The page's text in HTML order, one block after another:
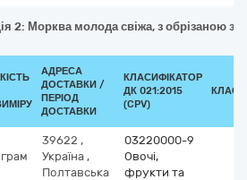
2: Морква молода свіжа, з обрізаною
АДРЕСА
ДОСТАВКИ /
ПЕРІОД
ДОСТАВКИ
КЛАСИФІКАТОР
ДК 021:2015
(CPV)
39622 ,
Україна ,
Полтавська
03220000-9
Овочі,
фрукти та